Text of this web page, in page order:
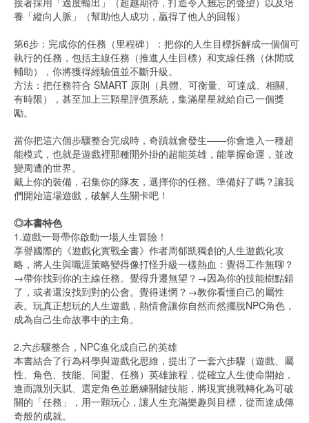
養「縱向人脈」（幫助他人成功，贏得了他人的回報）
第6步：完成你的任務（里程碑）：把你的人生目標拆解成一個個可
執行的任務，包括主線任務（推進人生目標）和支線任務（休閒或
輔助），你將獲得經驗值並不斷升級。
方法：把任務符合 SMART 原則（具體、可衡量、可達成、相關、
有時限），甚至加上三顆星評價系統，集滿星星就給自己一個獎
勵。
當你把這六個步驟整合完成時，奇蹟就會發生——你會進入一種超
能模式，也就是遊戲裡那種開外掛的超能英雄，能掌握命運，並改
變周遭的世界。
戴上你的裝備，召集你的隊友，選擇你的任務。準備好了嗎？讓我
們開始這場遊戲，破解人生關卡吧！
◎本書特色
1.遊戲一哥帶你啟動一場人生冒險！
享譽國際的《遊戲化實戰全書》作者周郁凱獨創的人生遊戲化攻
略，將人生與職涯策略變得像打怪升級一樣熱血：覺得工作無聊？
→帶你找到你的主線任務。覺得升遷無望？→因為你的技能樹點錯
了，或者還沒找到對的公會。覺得迷惘？→教你看懂自己的屬性
表。玩真正想玩的人生遊戲，熱情會讓你自然而然擺脫NPC角色，
成為自己生命故事中的主角。
2.六步驟整合，NPC進化成自己的英雄
本書結合了行為科學與遊戲化思維，提出了一套六步驟（遊戲、屬
性、角色、技能、同盟、任務）英雄旅程，從確立人生使命開始，
進而識別天賦、選定角色並磨練關鍵技能，將現實挑戰轉化為可破
關的「任務」，用一顆玩心，讓人生充滿樂趣與目標，從而達成傳
奇般的成就。